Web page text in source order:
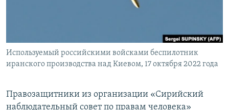
Все сайты RFE/RL
Используемый российскими войсками беспилотник
иранского производства над Киевом, 17 октября 2022 года
Правозащитники из организации «Сирийский
наблюдательный совет по правам человека»